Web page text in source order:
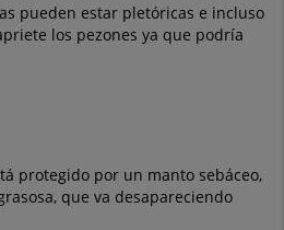
pueden estar pletóricas e incluso
los pezones ya que podría
protegido por un manto sebáceo,
que va desapareciendo